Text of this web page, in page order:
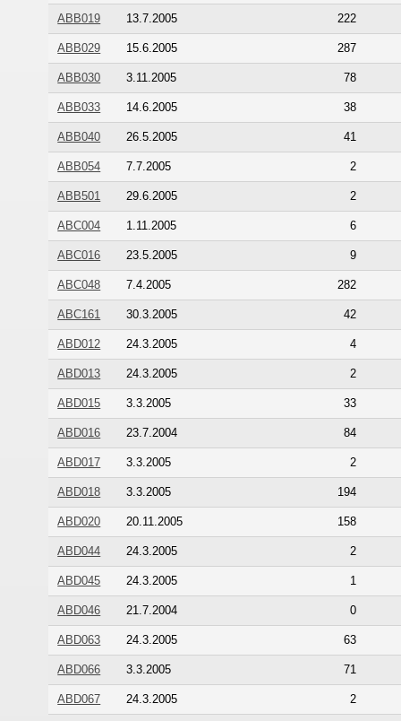
ABB019 13.7.2005 222
ABB029 15.6.2005 287
ABB030 3.11.2005 78
ABB033 14.6.2005 38
ABB040 26.5.2005 41
ABB054 7.7.2005 2
ABB501 29.6.2005 2
ABC004 1.11.2005 6
ABC016 23.5.2005 9
ABC048 7.4.2005 282
ABC161 30.3.2005 42
ABD012 24.3.2005 4
ABD013 24.3.2005 2
ABD015 3.3.2005 33
ABD016 23.7.2004 84
ABD017 3.3.2005 2
ABD018 3.3.2005 194
ABD020 20.11.2005 158
ABD044 24.3.2005 2
ABD045 24.3.2005 1
ABD046 21.7.2004 0
ABD063 24.3.2005 63
ABD066 3.3.2005 71
ABD067 24.3.2005 2